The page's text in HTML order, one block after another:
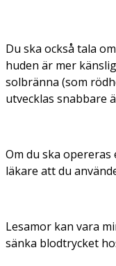
Du ska också tala
huden är mer
solbränna (som
utvecklas snabbare
Om du ska opereras
läkare att du
Lesamor kan vara
sänka blodtrycket